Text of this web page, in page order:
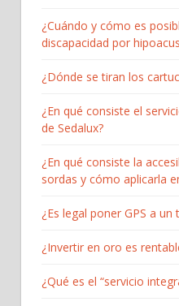
¿Cuándo y cómo es
discapacidad por
¿Dónde se tiran los
¿En qué consiste el
de Sedalux?
¿En qué consiste la
sordas y cómo aplicarla
¿Es legal poner GPS a un
¿Invertir en oro es
¿Qué es el “servicio